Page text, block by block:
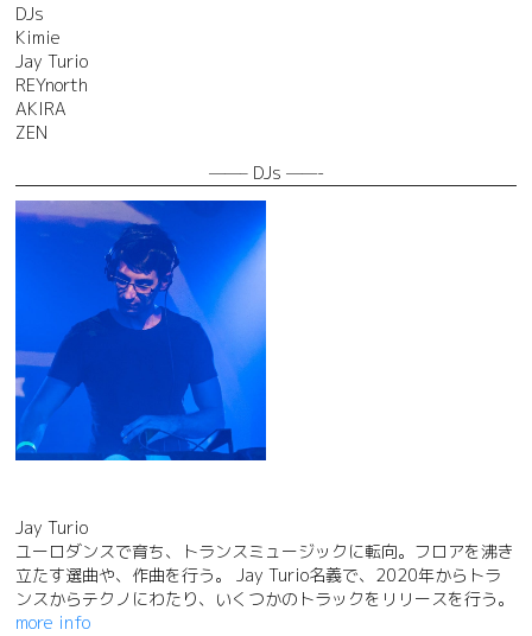
DJs
Kimie
Jay Turio
REYnorth
AKIRA
ZEN
——– DJs ——-
Jay Turio
ユーロダンスで育ち、トランスミュージックに転向。フロアを沸き
立たす選曲や、作曲を行う。 Jay Turio名義で、2020年からトラ
ンスからテクノにわたり、いくつかのトラックをリリースを行う。
more info